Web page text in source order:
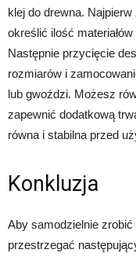
klej do drewna.
określić ilość
Następnie przycięcie
rozmiarów i
lub gwoździ. Możesz
zapewnić dodatkową
równa i stabilna przed
Konkluzja
Aby samodzielnie zrobić
przestrzegać